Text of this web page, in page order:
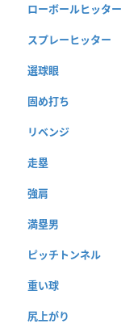
ローボールヒッター
スプレーヒッター
選球眼
固め打ち
リベンジ
走塁
強肩
満塁男
ピッチトンネル
重い球
尻上がり